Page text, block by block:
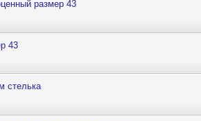
размер 43
43
стелька